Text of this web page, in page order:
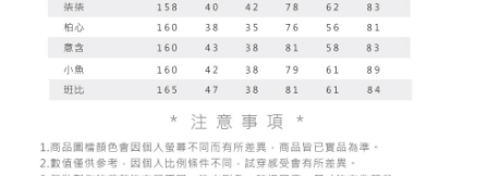
若款項超過繳費期限，將根據當次的金額加收年利率 16% 的逾期滯納金。
未成年的使用者，請事先徵得法定代理人或監護人之同意方可使用
AFTEE。
繫恩沛科技股份有限公司。若您不同意我們將上開所示之個人資料，連同必
要之購買訂單資訊提供予 AFTEE ，或讓 AFTEE 蒐集處理利用您的個人資
料，請勿選用本服務。